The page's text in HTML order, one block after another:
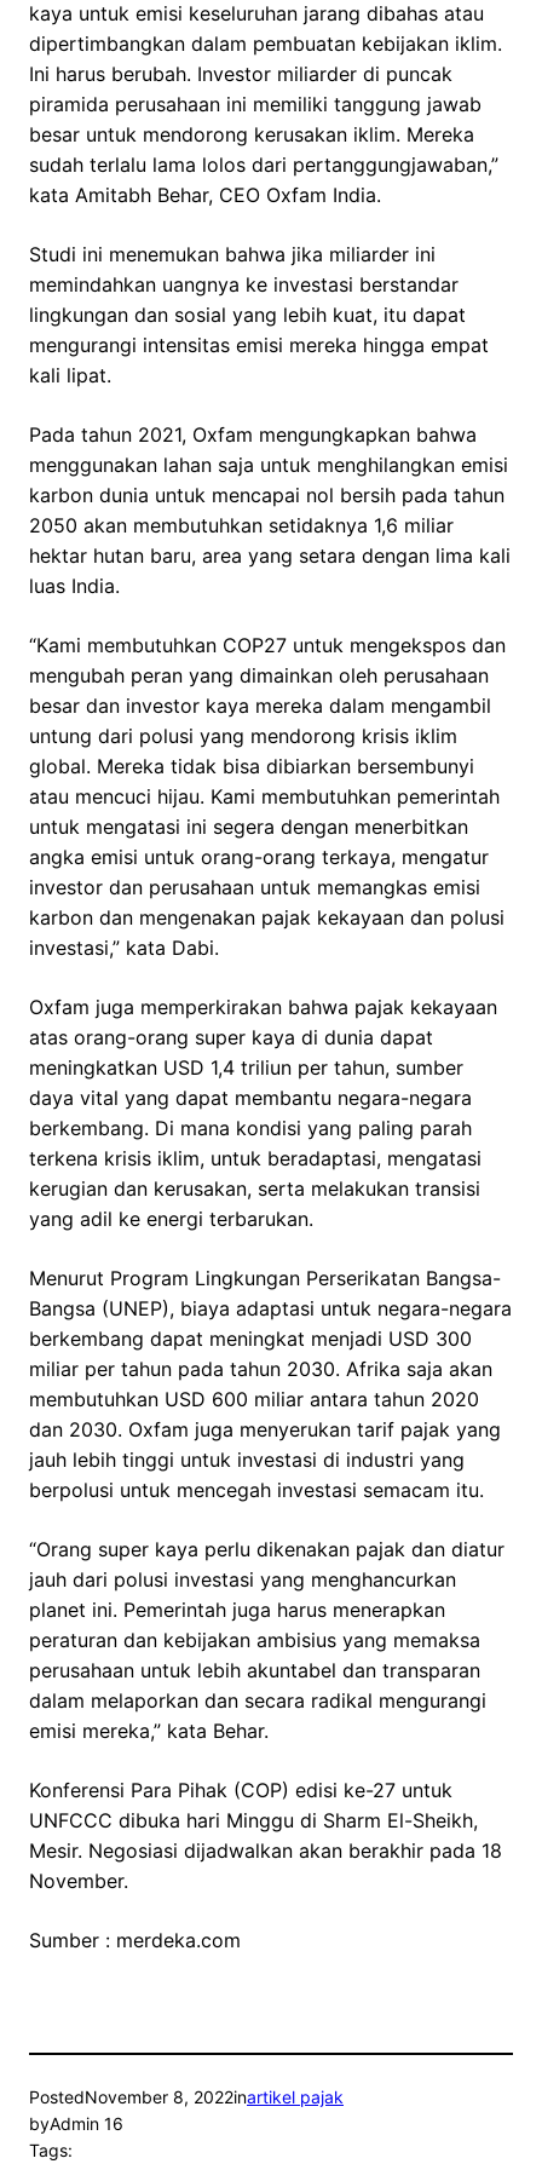
kaya untuk emisi keseluruhan jarang dibahas atau
dipertimbangkan dalam pembuatan kebijakan iklim.
Ini harus berubah. Investor miliarder di puncak
piramida perusahaan ini memiliki tanggung jawab
besar untuk mendorong kerusakan iklim. Mereka
sudah terlalu lama lolos dari pertanggungjawaban,”
kata Amitabh Behar, CEO Oxfam India.
Studi ini menemukan bahwa jika miliarder ini
memindahkan uangnya ke investasi berstandar
lingkungan dan sosial yang lebih kuat, itu dapat
mengurangi intensitas emisi mereka hingga empat
kali lipat.
Pada tahun 2021, Oxfam mengungkapkan bahwa
menggunakan lahan saja untuk menghilangkan emisi
karbon dunia untuk mencapai nol bersih pada tahun
2050 akan membutuhkan setidaknya 1,6 miliar
hektar hutan baru, area yang setara dengan lima kali
luas India.
“Kami membutuhkan COP27 untuk mengekspos dan
mengubah peran yang dimainkan oleh perusahaan
besar dan investor kaya mereka dalam mengambil
untung dari polusi yang mendorong krisis iklim
global. Mereka tidak bisa dibiarkan bersembunyi
atau mencuci hijau. Kami membutuhkan pemerintah
untuk mengatasi ini segera dengan menerbitkan
angka emisi untuk orang-orang terkaya, mengatur
investor dan perusahaan untuk memangkas emisi
karbon dan mengenakan pajak kekayaan dan polusi
investasi,” kata Dabi.
Oxfam juga memperkirakan bahwa pajak kekayaan
atas orang-orang super kaya di dunia dapat
meningkatkan USD 1,4 triliun per tahun, sumber
daya vital yang dapat membantu negara-negara
berkembang. Di mana kondisi yang paling parah
terkena krisis iklim, untuk beradaptasi, mengatasi
kerugian dan kerusakan, serta melakukan transisi
yang adil ke energi terbarukan.
Menurut Program Lingkungan Perserikatan Bangsa-
Bangsa (UNEP), biaya adaptasi untuk negara-negara
berkembang dapat meningkat menjadi USD 300
miliar per tahun pada tahun 2030. Afrika saja akan
membutuhkan USD 600 miliar antara tahun 2020
dan 2030. Oxfam juga menyerukan tarif pajak yang
jauh lebih tinggi untuk investasi di industri yang
berpolusi untuk mencegah investasi semacam itu.
“Orang super kaya perlu dikenakan pajak dan diatur
jauh dari polusi investasi yang menghancurkan
planet ini. Pemerintah juga harus menerapkan
peraturan dan kebijakan ambisius yang memaksa
perusahaan untuk lebih akuntabel dan transparan
dalam melaporkan dan secara radikal mengurangi
emisi mereka,” kata Behar.
Konferensi Para Pihak (COP) edisi ke-27 untuk
UNFCCC dibuka hari Minggu di Sharm El-Sheikh,
Mesir. Negosiasi dijadwalkan akan berakhir pada 18
November.
Sumber : merdeka.com
PostedNovember 8, 2022inartikel pajak
byAdmin 16
Tags: